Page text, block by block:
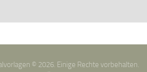
© 2026. Einige Rechte vorbehalten.